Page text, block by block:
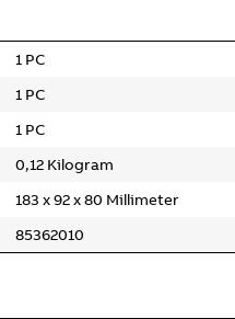
1 PC
1 PC
1 PC
0,12 Kilogram
183 x 92 x 80 Millimeter
85362010